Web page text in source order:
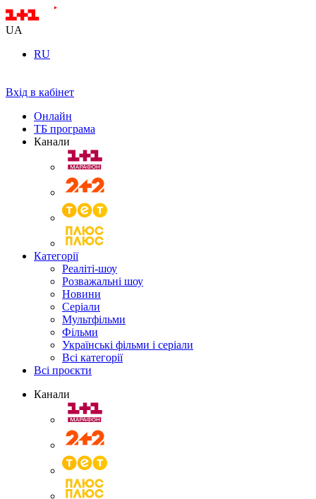
UA
RU
Вхід в кабінет
Онлайн
ТБ програма
Канали
Категорії
Реаліті-шоу
Розважальні шоу
Новини
Серіали
Мультфільми
Фільми
Українські фільми і серіали
Всі категорії
Всі проєкти
Канали